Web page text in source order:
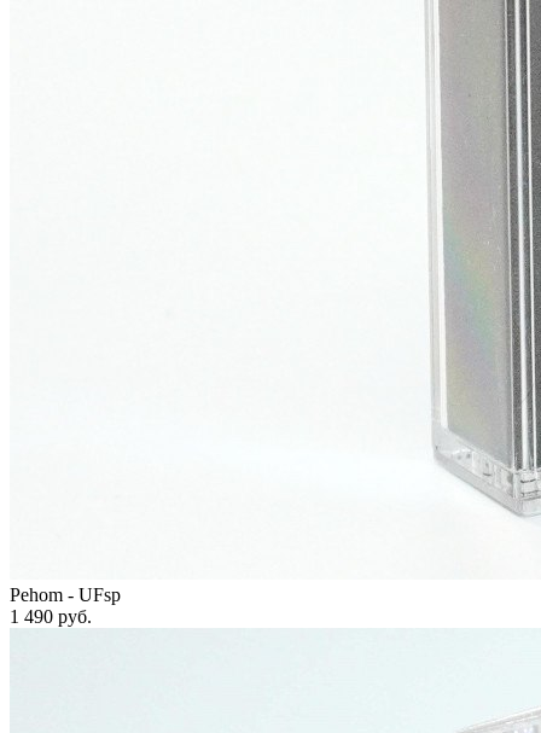
Pehom - UFsp
1 490 руб.